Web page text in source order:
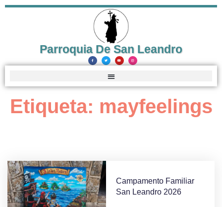
Parroquia De San Leandro
Etiqueta: mayfeelings
Campamento Familiar
San Leandro 2026